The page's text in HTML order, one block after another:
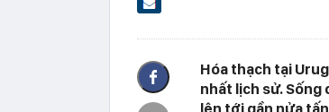
Hóa thạch tại
nhất lịch sử.
lên tới gần nửa